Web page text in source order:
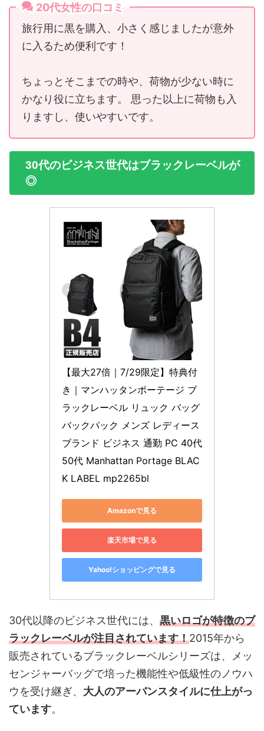
20代女性の口コミ
旅行用に黒を購入、小さく感じましたが意外
に入るため便利です！
ちょっとそこまでの時や、荷物が少ない時に
かなり役に立ちます。 思った以上に荷物も入
りますし、使いやすいです。
30代のビジネス世代はブラックレーベルが
◎
【最大27倍｜7/29限定】特典付
き｜マンハッタンポーテージ ブ
ラックレーベル リュック バッグ
バックパック メンズ レディース
ブランド ビジネス 通勤 PC 40代
50代 Manhattan Portage BLAC
K LABEL mp2265bl
Amazonで見る
楽天市場で見る
Yahoo!ショッピングで見る
30代以降のビジネス世代には、 黒いロゴが特徴のブ
ラックレーベルが注目されています！2015年から
販売されているブラックレーベルシリーズは、メッ
センジャーバッグで培った機能性や低級性のノウハ
ウを受け継ぎ、 大人のアーバンスタイルに仕上がっ
ています。